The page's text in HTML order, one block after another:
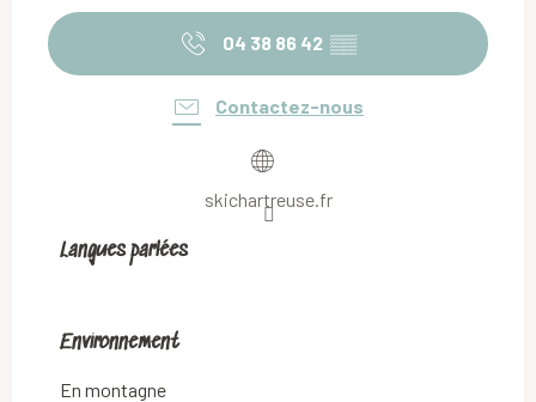
04 38 86 42 ▒▒
Contactez-nous
skichartreuse.fr
Langues parlées
Langues parlées
Environnement
Environnement
En montagne